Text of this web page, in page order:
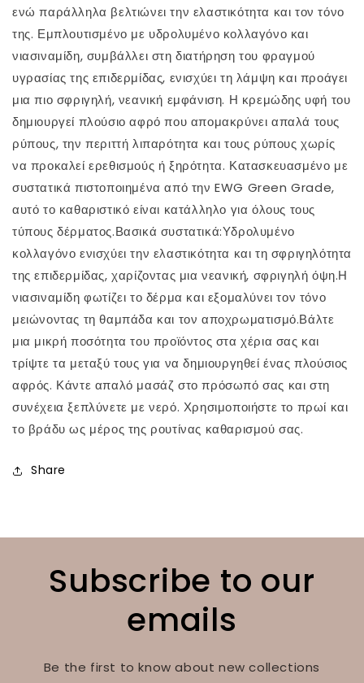
ενώ παράλληλα βελτιώνει την ελαστικότητα και τον τόνο
της. Εμπλουτισμένο με υδρολυμένο κολλαγόνο και
νιασιναμίδη, συμβάλλει στη διατήρηση του φραγμού
υγρασίας της επιδερμίδας, ενισχύει τη λάμψη και προάγει
μια πιο σφριγηλή, νεανική εμφάνιση. Η κρεμώδης υφή του
δημιουργεί πλούσιο αφρό που απομακρύνει απαλά τους
ρύπους, την περιττή λιπαρότητα και τους ρύπους χωρίς
να προκαλεί ερεθισμούς ή ξηρότητα. Κατασκευασμένο με
συστατικά πιστοποιημένα από την EWG Green Grade,
αυτό το καθαριστικό είναι κατάλληλο για όλους τους
τύπους δέρματος.Βασικά συστατικά:Υδρολυμένο
κολλαγόνο ενισχύει την ελαστικότητα και τη σφριγηλότητα
της επιδερμίδας, χαρίζοντας μια νεανική, σφριγηλή όψη.Η
νιασιναμίδη φωτίζει το δέρμα και εξομαλύνει τον τόνο
μειώνοντας τη θαμπάδα και τον αποχρωματισμό.Βάλτε
μια μικρή ποσότητα του προϊόντος στα χέρια σας και
τρίψτε τα μεταξύ τους για να δημιουργηθεί ένας πλούσιος
αφρός. Κάντε απαλό μασάζ στο πρόσωπό σας και στη
συνέχεια ξεπλύνετε με νερό. Χρησιμοποιήστε το πρωί και
το βράδυ ως μέρος της ρουτίνας καθαρισμού σας.
Share
Subscribe to our
emails
Be the first to know about new collections